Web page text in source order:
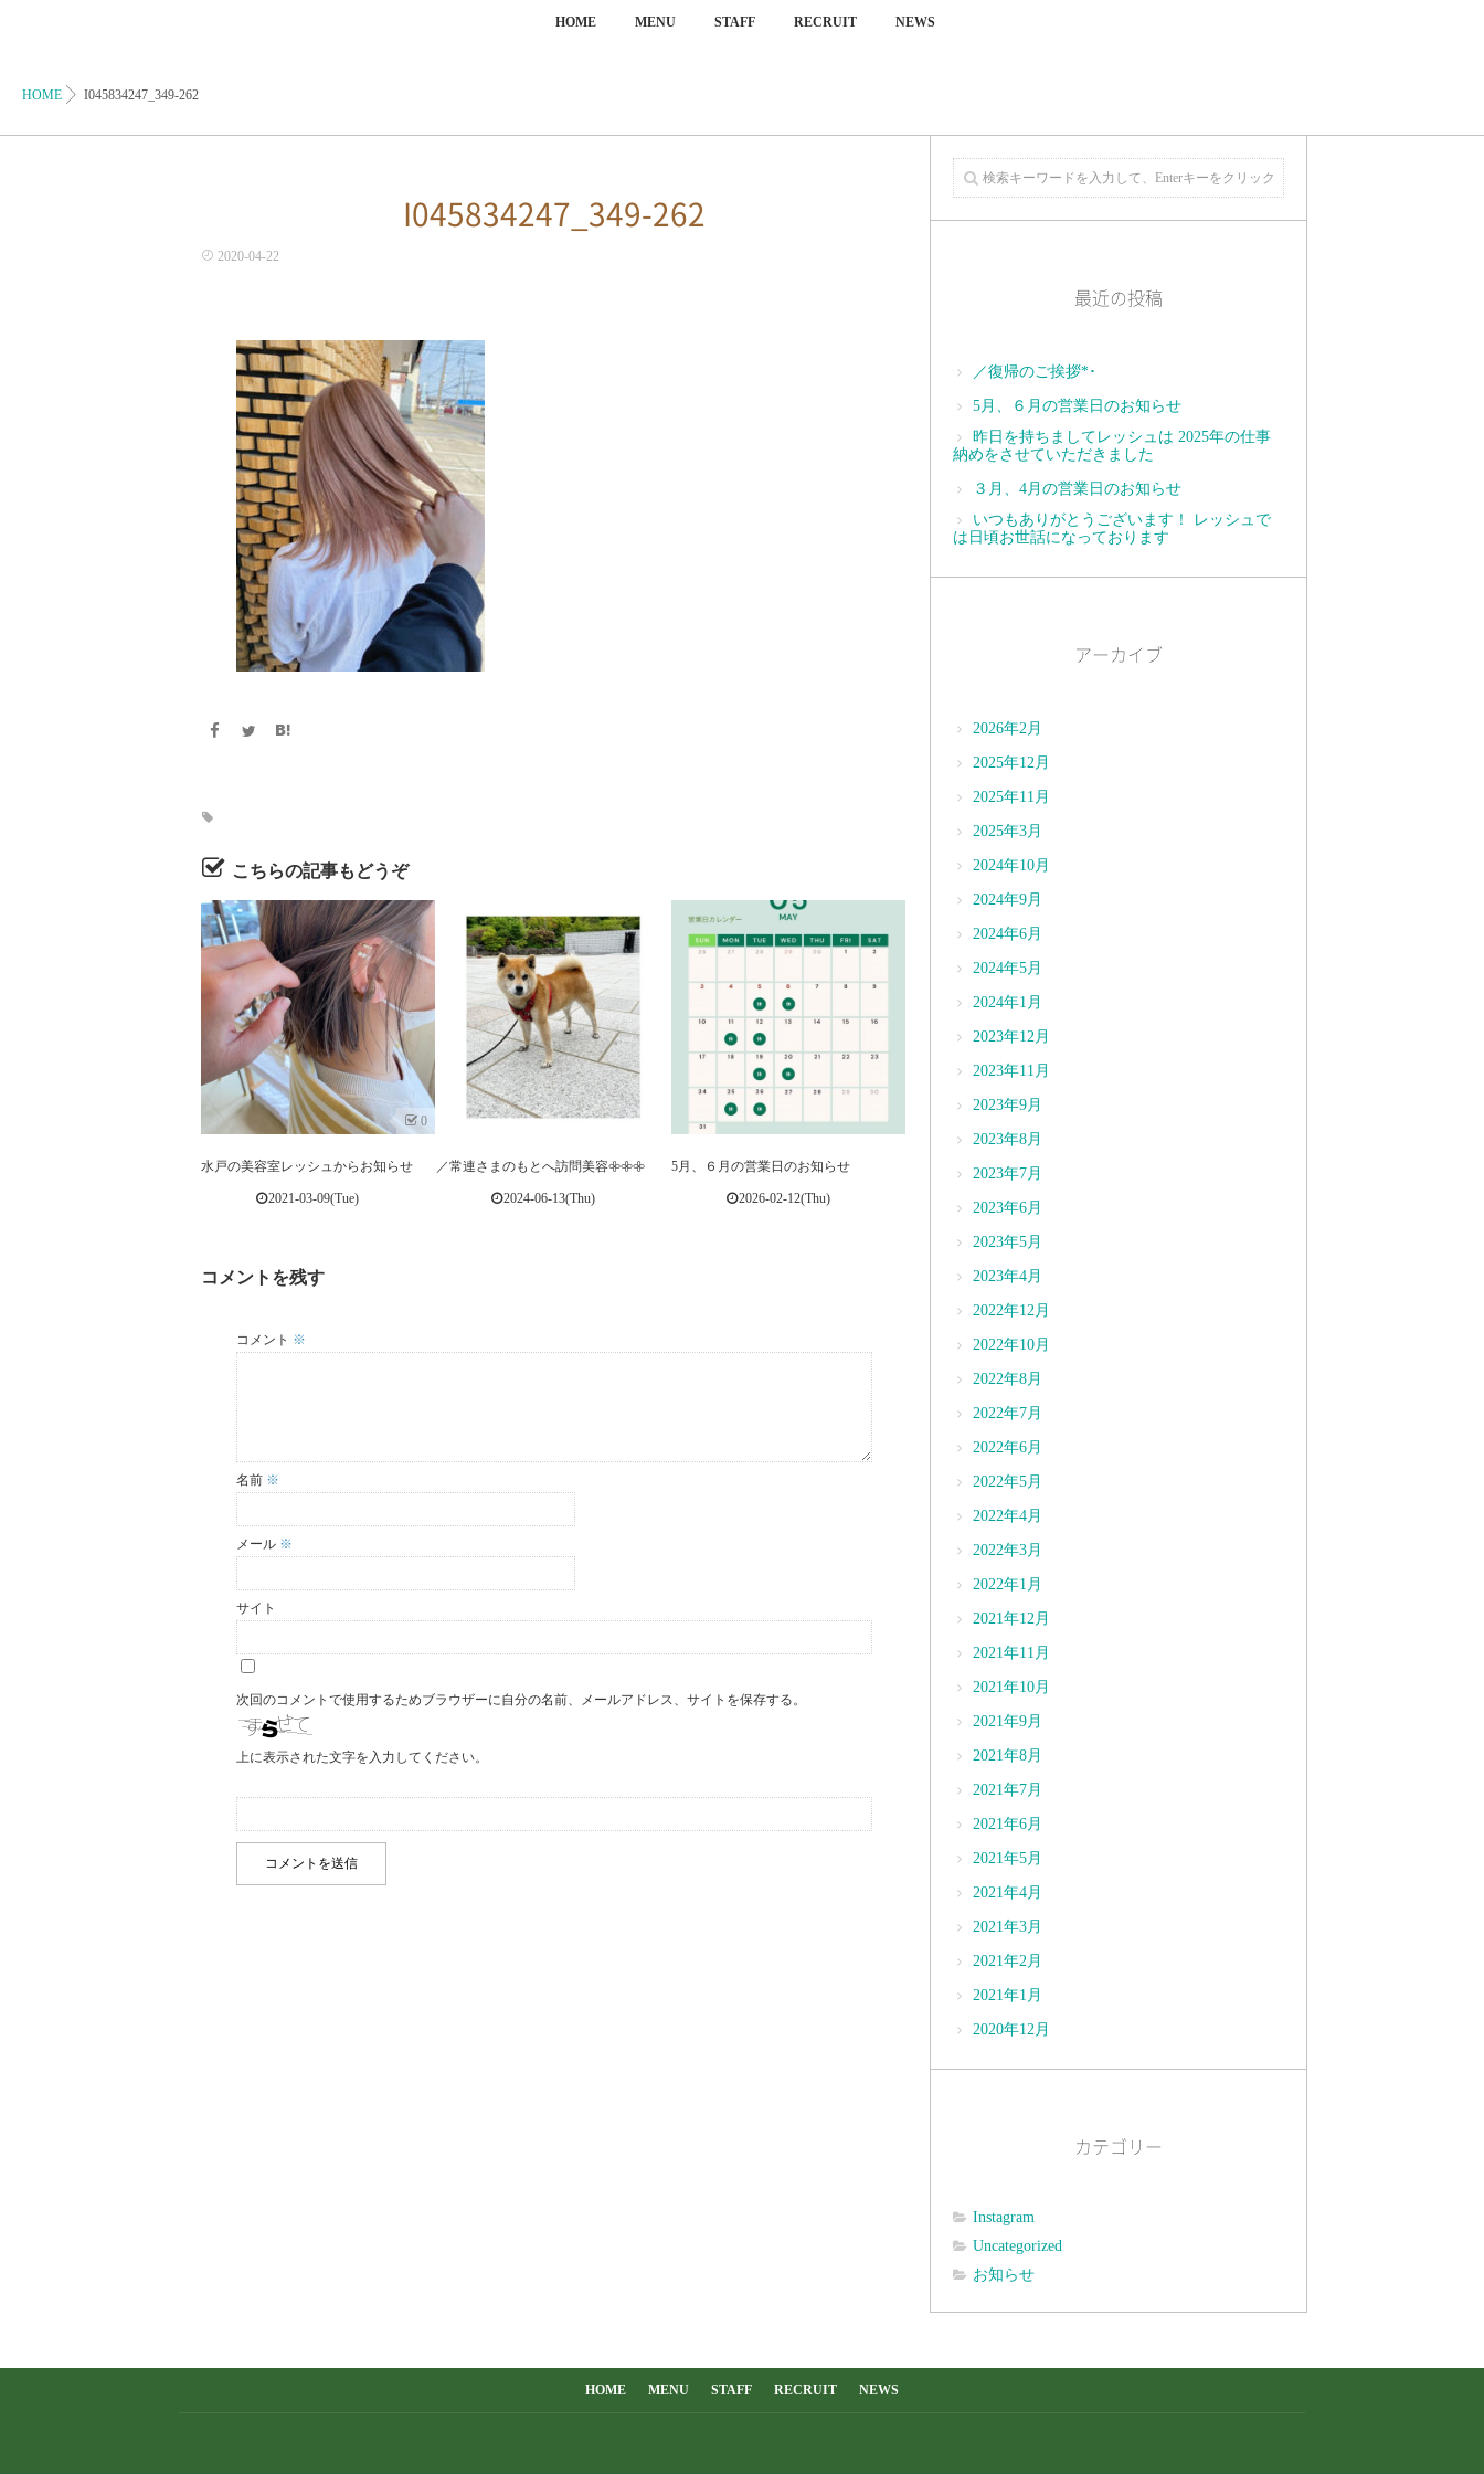
HOME MENU STAFF RECRUIT NEWS
HOME I045834247_349-262
I045834247_349-262
2020-04-22
こちらの記事もどうぞ
0
水戸の美容室レッシュからお知らせ
2021-03-09(Tue)
／常連さまのもとへ訪問美容𖧷𖧷𖧷 ⁡
2024-06-13(Thu)
5月、６月の営業日のお知らせ
2026-02-12(Thu)
コメントを残す
コメント ※
名前 ※
メール ※
サイト
次回のコメントで使用するためブラウザーに自分の名前、メールアドレス、サイトを保存する。
上に表示された文字を入力してください。
最近の投稿
／復帰のご挨拶*･ ⁡
5月、６月の営業日のお知らせ
昨日を持ちましてレッシュは 2025年の仕事
納めをさせていただきました
３月、4月の営業日のお知らせ
いつもありがとうございます！ レッシュで
は日頃お世話になっております
アーカイブ
2026年2月
2025年12月
2025年11月
2025年3月
2024年10月
2024年9月
2024年6月
2024年5月
2024年1月
2023年12月
2023年11月
2023年9月
2023年8月
2023年7月
2023年6月
2023年5月
2023年4月
2022年12月
2022年10月
2022年8月
2022年7月
2022年6月
2022年5月
2022年4月
2022年3月
2022年1月
2021年12月
2021年11月
2021年10月
2021年9月
2021年8月
2021年7月
2021年6月
2021年5月
2021年4月
2021年3月
2021年2月
2021年1月
2020年12月
カテゴリー
Instagram
Uncategorized
お知らせ
HOME MENU STAFF RECRUIT NEWS